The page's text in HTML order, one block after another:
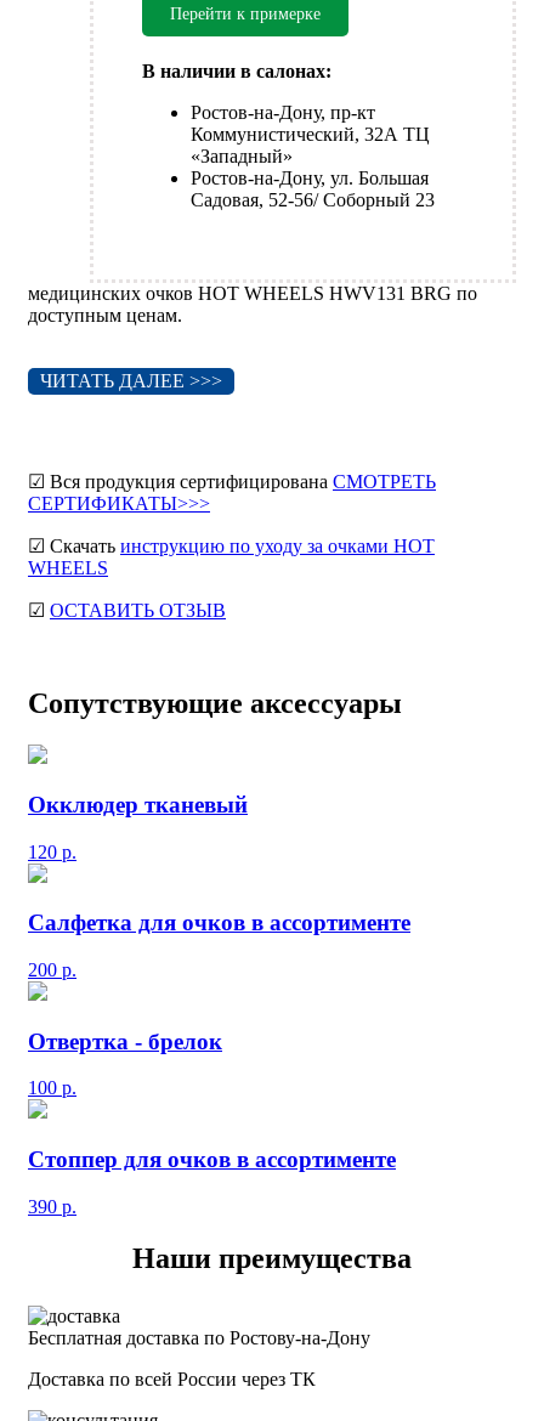
Перейти к примерке
В наличии в салонах:
Ростов-на-Дону, пр-кт
Коммунистический, 32А ТЦ
«Западный»
Ростов-на-Дону, ул. Большая
Садовая, 52-56/ Соборный 23
медицинских очков HOT WHEELS HWV131 BRG по
доступным ценам.
ЧИТАТЬ ДАЛЕЕ >>>
☑ Вся продукция сертифицирована СМОТРЕТЬ
СЕРТИФИКАТЫ>>>
☑ Скачать инструкцию по уходу за очками HOT
WHEELS
☑ ОСТАВИТЬ ОТЗЫВ
Сопутствующие аксессуары
Окклюдер тканевый
120 р.
Салфетка для очков в ассортименте
200 р.
Отвертка - брелок
100 р.
Стоппер для очков в ассортименте
390 р.
Наши преимущества
Бесплатная доставка по Ростову-на-Дону
Доставка по всей России через ТК